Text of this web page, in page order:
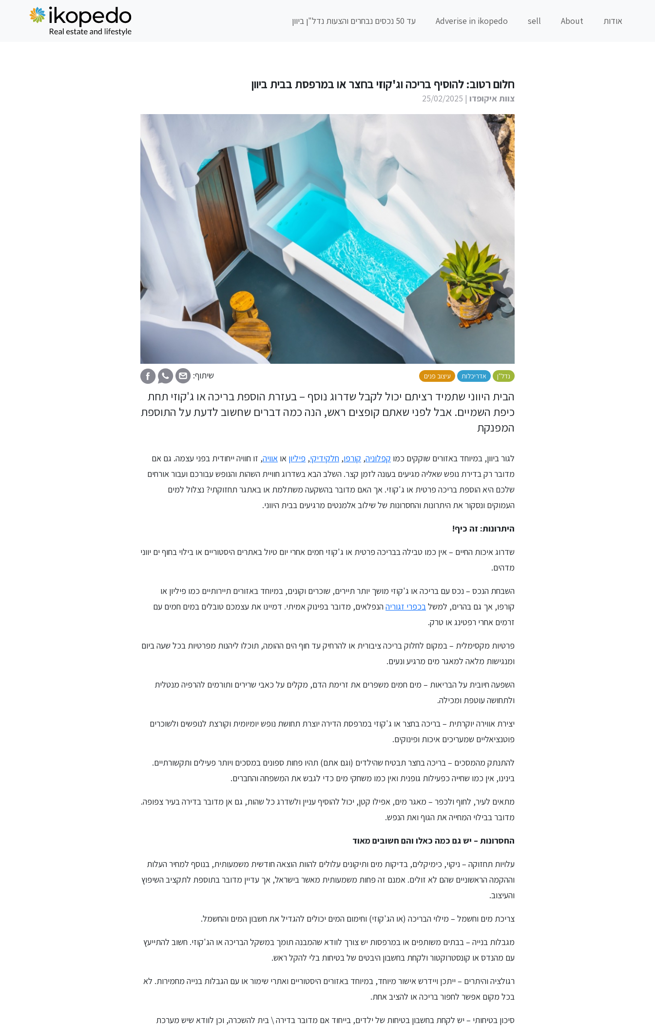
אודות About
sell
Adverise in ikopedo עד 50 נכסים נבחרים והצעות נדל"ן ביוון
חלום רטוב: להוסיף בריכה וג'קוזי בחצר או במרפסת בבית ביוון
צוות איקופדו | 25/02/2025
נדל"ן אדריכלות עיצוב פנים שיתוף:
הבית היווני שתמיד רציתם יכול לקבל שדרוג נוסף – בעזרת הוספת בריכה או ג'קוזי תחת
כיפת השמיים. אבל לפני שאתם קופצים ראש, הנה כמה דברים שחשוב לדעת על התוספת
המפנקת
לגור ביוון, במיוחד באזורים שוקקים כמו קפלוניה, קורפו, חלקידיקי, פיליון או אוויה, זו חוויה ייחודית בפני עצמה. גם אם
מדובר רק בדירת נופש שאליה מגיעים בעונה לזמן קצר. השלב הבא בשדרוג חוויית השהות והנופש עבורכם ועבור אורחים
שלכם היא הוספת בריכה פרטית או ג'קוזי. אך האם מדובר בהשקעה משתלמת או באתגר תחזוקתי? נצלול למים
העמוקים ונסקור את היתרונות והחסרונות של שילוב אלמנטים מרגיעים בבית היווני.
היתרונות: זה כיף!
שדרוג איכות החיים – אין כמו טבילה בבריכה פרטית או ג'קוזי חמים אחרי יום טיול באתרים היסטוריים או בילוי בחוף ים יווני
מדהים.
השבחת הנכס – נכס עם בריכה או ג'קוזי מושך יותר תיירים, שוכרים וקונים, במיוחד באזורים תיירותיים כמו פיליון או
קורפו, אך גם בהרים, למשלבכפרי זגוריההנפלאים, מדובר בפינוק אמיתי. דמיינו את עצמכם טובלים במים חמים עם
זרמים אחרי רפטינג או טרק.
פרטיות מקסימלית – במקום לחלוק בריכה ציבורית או להרחיק עד חוף הים ההומה, תוכלו ליהנות מפרטיות בכל שעה ביום
ומנגישות מלאה למאגר מים מרגיע ונעים.
השפעה חיובית על הבריאות – מים חמים משפרים את זרימת הדם, מקלים על כאבי שרירים ותורמים להרפיה מנטלית
ולתחושה עוטפת ומכילה.
יצירת אווירה יוקרתית – בריכה בחצר או ג'קוזי במרפסת הדירה יוצרת תחושת נופש יומיומית וקורצת לנופשים ולשוכרים
פוטנציאליים שמעריכים איכות ופינוקים.
להתנתק מהמסכים – בריכה בחצר תבטיח שהילדים (וגם אתם) תהיו פחות ספונים במסכים ויותר פעילים ותקשורתיים.
בינינו, אין כמו שחייה כפעילות גופנית ואין כמו משחקי מים כדי לגבש את המשפחה והחברים.
מתאים לעיר, לחוף ולכפר – מאגר מים, אפילו קטן, יכול להוסיף עניין ולשדרג כל שהות, גם אן מדובר בדירה בעיר צפופה.
מדובר בבילוי המחייה את הגוף ואת הנפש.
החסרונות – יש גם כמה כאלו והם חשובים מאוד
עלויות תחזוקה – ניקוי, כימיקלים, בדיקות מים ותיקונים עלולים להוות הוצאה חודשית משמעותית, בנוסף למחיר העלות
וההקמה הראשוניים שהם לא זולים. אמנם זה פחות משמעותית מאשר בישראל, אך עדיין מדובר בתוספת לתקציב השיפוץ
והעיצוב.
צריכת מים וחשמל – מילוי הבריכה (או הג'קוזי) וחימום המים יכולים להגדיל את חשבון המים והחשמל.
מגבלות בנייה – בבתים משותפים או במרפסות יש צורך לוודא שהמבנה תומך במשקל הבריכה או הג'קוזי. חשוב להתייעץ
עם מהנדס או קונסטרוקטור ולקחת בחשבון היבטים של בטיחות בלי להקל ראש.
רגולציה והיתרים – ייתכן ויידרש אישור מיוחד, במיוחד באזורים היסטוריים ואתרי שימור או עם הגבלות בנייה מחמירות. לא
בכל מקום אפשר לחפור בריכה או להציב אחת.
סיכון בטיחותי – יש לקחת בחשבון בטיחות של ילדים, בייחוד אם מדובר בדירה \ בית להשכרה, וכן לוודא שיש מערכת